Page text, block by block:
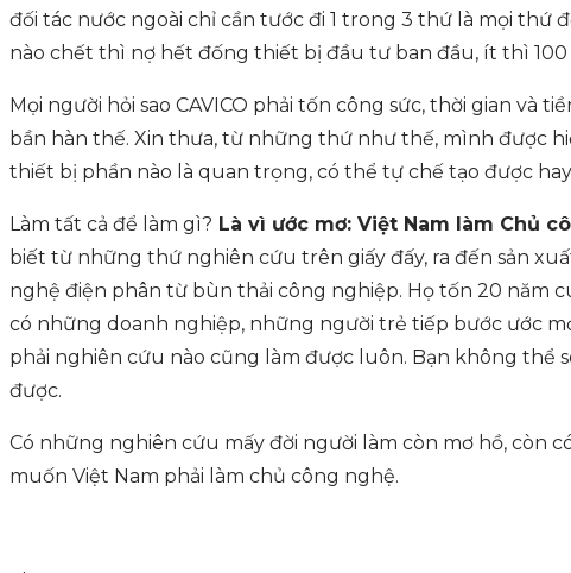
đối tác nước ngoài chỉ cần tước đi 1 trong 3 thứ là mọi thứ
nào chết thì nợ hết đống thiết bị đầu tư ban đầu, ít thì 100
Mọi người hỏi sao CAVICO phải tốn công sức, thời gian và
bần hàn thế. Xin thưa, từ những thứ như thế, mình được
thiết bị phần nào là quan trọng, có thể tự chế tạo được
Làm tất cả để làm gì? Là vì ước mơ: Việt Nam làm Chủ
biết từ những thứ nghiên cứu trên giấy đấy, ra đến sản
nghệ điện phân từ bùn thải công nghiệp. Họ tốn 20 năm
có những doanh nghiệp, những người trẻ tiếp bước ước
phải nghiên cứu nào cũng làm được luôn. Bạn không thể
được.
Có những nghiên cứu mấy đời người làm còn mơ hồ, còn
muốn Việt Nam phải làm chủ công nghệ.